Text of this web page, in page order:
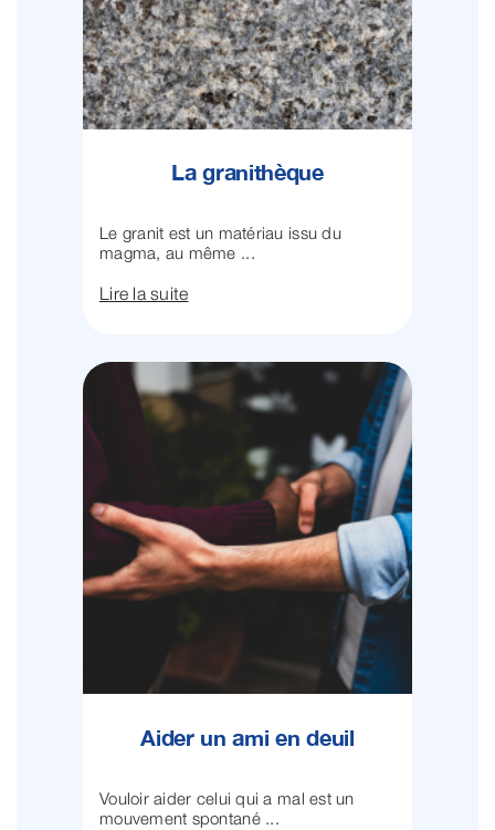
La granithèque
Le granit est un matériau issu du
magma, au même ...
Lire la suite
Aider un ami en deuil
Vouloir aider celui qui a mal est un
mouvement spontané ...